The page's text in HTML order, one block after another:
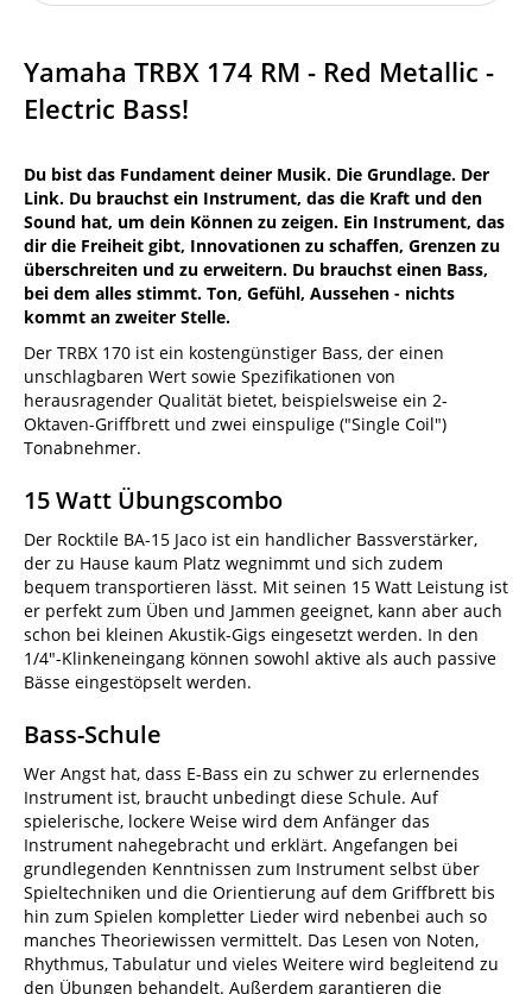
Yamaha TRBX 174 RM - Red Metallic -
Electric Bass!
Du bist das Fundament deiner Musik. Die Grundlage. Der
Link. Du brauchst ein Instrument, das die Kraft und den
Sound hat, um dein Können zu zeigen. Ein Instrument, das
dir die Freiheit gibt, Innovationen zu schaffen, Grenzen zu
überschreiten und zu erweitern. Du brauchst einen Bass,
bei dem alles stimmt. Ton, Gefühl, Aussehen - nichts
kommt an zweiter Stelle.
Der TRBX 170 ist ein kostengünstiger Bass, der einen
unschlagbaren Wert sowie Spezifikationen von
herausragender Qualität bietet, beispielsweise ein 2-
Oktaven-Griffbrett und zwei einspulige ("Single Coil")
Tonabnehmer.
15 Watt Übungscombo
Der Rocktile BA-15 Jaco ist ein handlicher Bassverstärker,
der zu Hause kaum Platz wegnimmt und sich zudem
bequem transportieren lässt. Mit seinen 15 Watt Leistung ist
er perfekt zum Üben und Jammen geeignet, kann aber auch
schon bei kleinen Akustik-Gigs eingesetzt werden. In den
1/4"-Klinkeneingang können sowohl aktive als auch passive
Bässe eingestöpselt werden.
Bass-Schule
Wer Angst hat, dass E-Bass ein zu schwer zu erlernendes
Instrument ist, braucht unbedingt diese Schule. Auf
spielerische, lockere Weise wird dem Anfänger das
Instrument nahegebracht und erklärt. Angefangen bei
grundlegenden Kenntnissen zum Instrument selbst über
Spieltechniken und die Orientierung auf dem Griffbrett bis
hin zum Spielen kompletter Lieder wird nebenbei auch so
manches Theoriewissen vermittelt. Das Lesen von Noten,
Rhythmus, Tabulatur und vieles Weitere wird begleitend zu
den Übungen behandelt. Außerdem garantieren die